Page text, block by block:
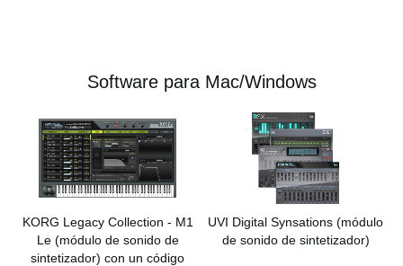
Software para Mac/Windows
KORG Legacy Collection - M1
Le(módulo de sonido de
sintetizador) con un código
UVI Digital Synsations (módulo
de sonido de sintetizador)